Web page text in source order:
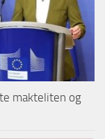
makteliten og